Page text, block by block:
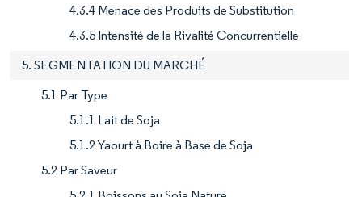
4.3.4 Menace des Produits de Substitution
4.3.5 Intensité de la Rivalité Concurrentielle
5. SEGMENTATION DU MARCHÉ
5.1 Par Type
5.1.1 Lait de Soja
5.1.2 Yaourt à Boire à Base de Soja
5.2 Par Saveur